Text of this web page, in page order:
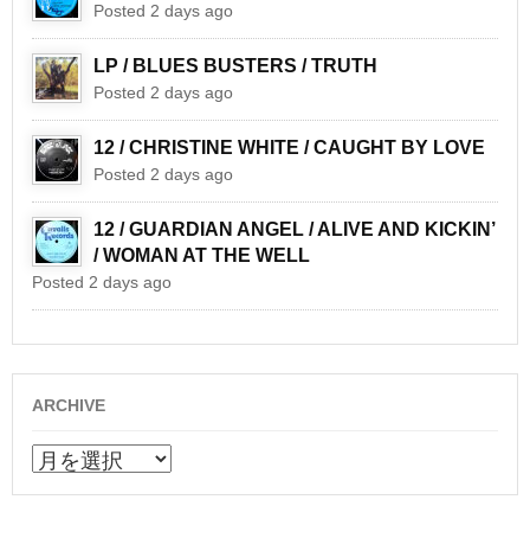
Posted 2 days ago
LP / BLUES BUSTERS / TRUTH
Posted 2 days ago
12 / CHRISTINE WHITE / CAUGHT BY LOVE
Posted 2 days ago
12 / GUARDIAN ANGEL / ALIVE AND KICKIN’
/ WOMAN AT THE WELL
Posted 2 days ago
ARCHIVE
ARCHIVE